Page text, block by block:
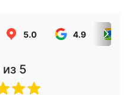
5.0 4.9
из 5